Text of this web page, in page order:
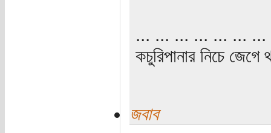
... ... ... ... ... ...
কচুরিপানার নিচে জেগে
জবাব